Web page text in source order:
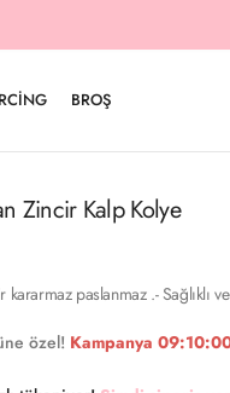
BROŞ
Zincir Kalp Kolye
paslanmaz .- Sağlıklı
özel! Kampanya